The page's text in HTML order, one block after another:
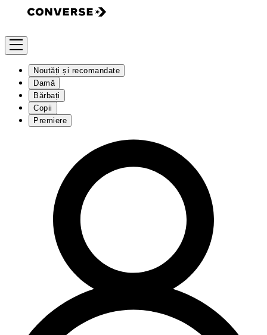
Noutăți și recomandate
Damă
Bărbați
Copii
Premiere